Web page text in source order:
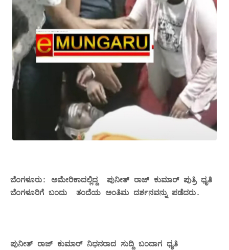
ಬೆಂಗಳೂರು: ಅಮೇರಿಕಾದಲ್ಲಿದ್ದ ಪುನೀತ್ ರಾಜ್ ಕುಮಾರ್ ಪುತ್ರಿ ಧೃತಿ
ಬೆಂಗಳೂರಿಗೆ ಬಂದು ತಂದೆಯ ಅಂತಿಮ ದರ್ಶನವನ್ನು ಪಡೆದರು.
ಪುನೀತ್ ರಾಜ್ ಕುಮಾರ್ ನಿಧನರಾದ ಸುದ್ದಿ ಬಂದಾಗ ಧೃತಿ